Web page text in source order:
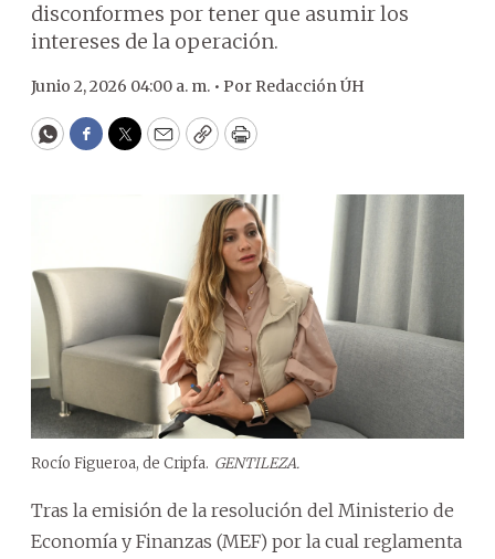
disconformes por tener que asumir los
intereses de la operación.
Junio 2, 2026 04:00 a. m. • Por Redacción ÚH
WhatsApp
Facebook
Twitter
EmailCopyPrint
Rocío Figueroa, de Cripfa. GENTILEZA.
Tras la emisión de la resolución del Ministerio de
Economía y Finanzas (MEF) por la cual reglamenta